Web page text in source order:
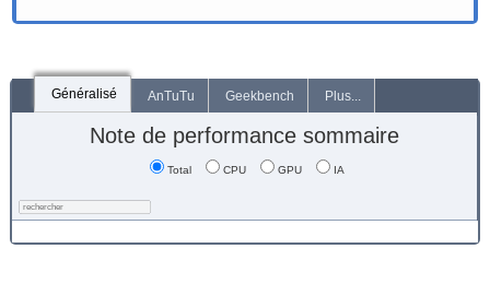
Généralisé AnTuTu Geekbench Plus...
Note de performance sommaire
Total CPU GPU IA